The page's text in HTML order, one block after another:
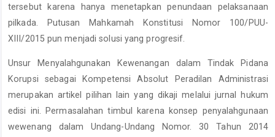
tersebut karena hanya menetapkan penundaan pelaksanaan
pilkada. Putusan Mahkamah Konstitusi Nomor 100/PUU-
XIII/2015 pun menjadi solusi yang progresif.
Unsur Menyalahgunakan Kewenangan dalam Tindak Pidana
Korupsi sebagai Kompetensi Absolut Peradilan Administrasi
merupakan artikel pilihan lain yang dikaji melalui jurnal hukum
edisi ini. Permasalahan timbul karena konsep penyalahgunaan
wewenang dalam Undang-Undang Nomor. 30 Tahun 2014